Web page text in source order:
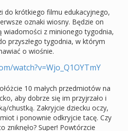
do krótkiego filmu edukacyjnego,
oznaki wiosny. Będzie on
wiadomości z minionego tygodnia,
przyszłego tygodnia, w którym
o wiośnie.
watch?v=Wjo_Q1OYTmY
10 małych przedmiotów na
aby dobrze się im przyjrzało i
chustką. Zakryjcie dziecku oczy,
i ponownie odkryjcie tacę. Czy
zniknęło? Super! Powtórzcie